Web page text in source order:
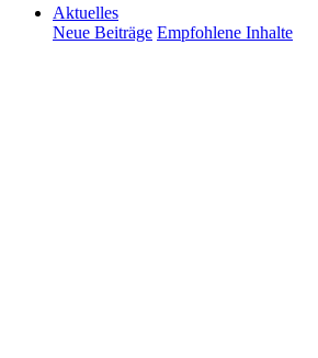
Aktuelles
Neue Beiträge Empfohlene Inhalte